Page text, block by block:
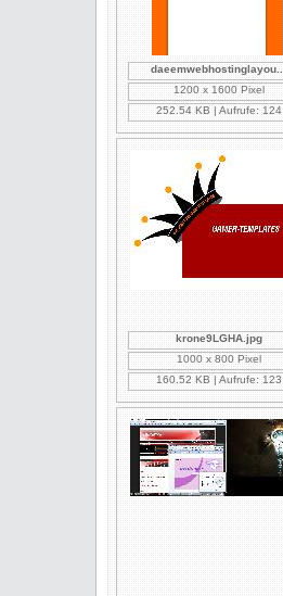
daeemwebhostinglayou...
1200 x 1600 Pixel
252.54 KB | Aufrufe: 124
krone9LGHA.jpg
1000 x 800 Pixel
160.52 KB | Aufrufe: 123